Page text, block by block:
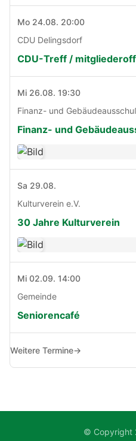
Mo 24.08. 20:00
CDU Delingsdorf
CDU-Treff /
Mi 26.08. 19:30
Finanz- und
Finanz- und
Sa 29.08.
Kulturverein e.V.
30 Jahre Kulturverein
Mi 02.09. 14:00
Gemeinde
Seniorencafé
Weitere Termine→
© Copyright